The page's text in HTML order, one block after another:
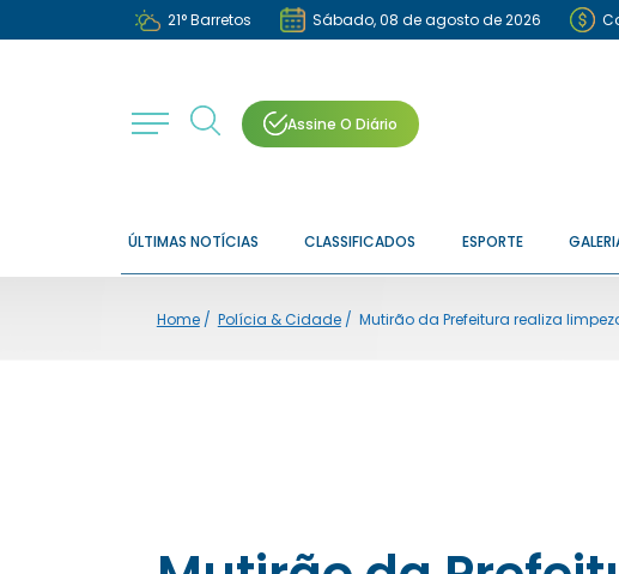
21°Barretos Sábado, 08 de agosto de 2026
Assine O Diário
ÚLTIMAS NOTÍCIAS CLASSIFICADOS ESPORTE
Home/ Polícia & Cidade/ Mutirão da Prefeitura realiza